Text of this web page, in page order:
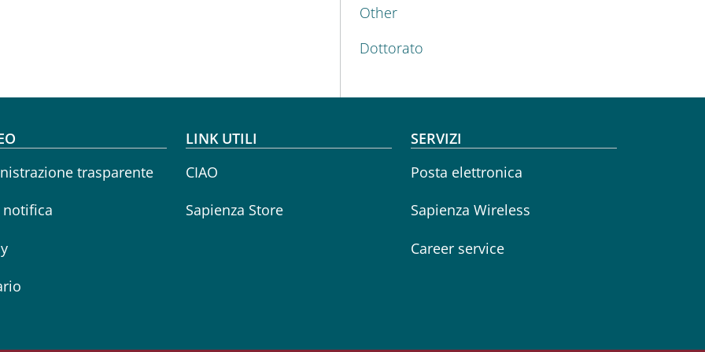
Other
Dottorato
menu
trasparente
LINK UTILI
CIAO
Sapienza Store
SERVIZI
Posta elettronica
Sapienza Wireless
Career service